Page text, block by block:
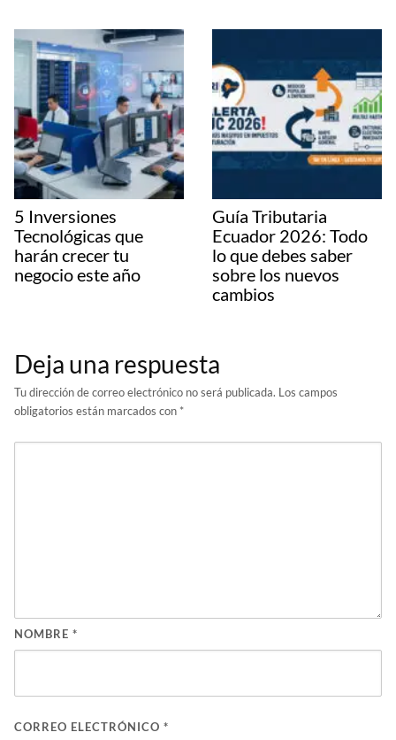
5 Inversiones
Tecnológicas que
harán crecer tu
negocio este año
Guía Tributaria
Ecuador 2026: Todo
lo que debes saber
sobre los nuevos
cambios
Deja una respuesta
Tu dirección de correo electrónico no será publicada. Los campos
obligatorios están marcados con *
NOMBRE *
CORREO ELECTRÓNICO *